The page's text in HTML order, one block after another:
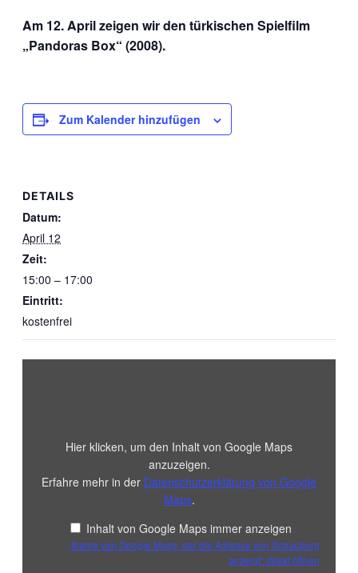
Am 12. April zeigen wir den türkischen Spielfilm
„Pandoras Box“ (2008).
Zum Kalender hinzufügen
DETAILS
Datum:
April 12
Zeit:
15:00 – 17:00
Eintritt:
kostenfrei
Hier klicken, um den Inhalt von Google Maps
anzuzeigen.
Erfahre mehr in der Datenschutzerklärung von Google
Maps.
Inhalt von Google Maps immer anzeigen
„Iframe von Google Maps, der die Adresse von Schauburg
anzeigt“ direkt öffnen